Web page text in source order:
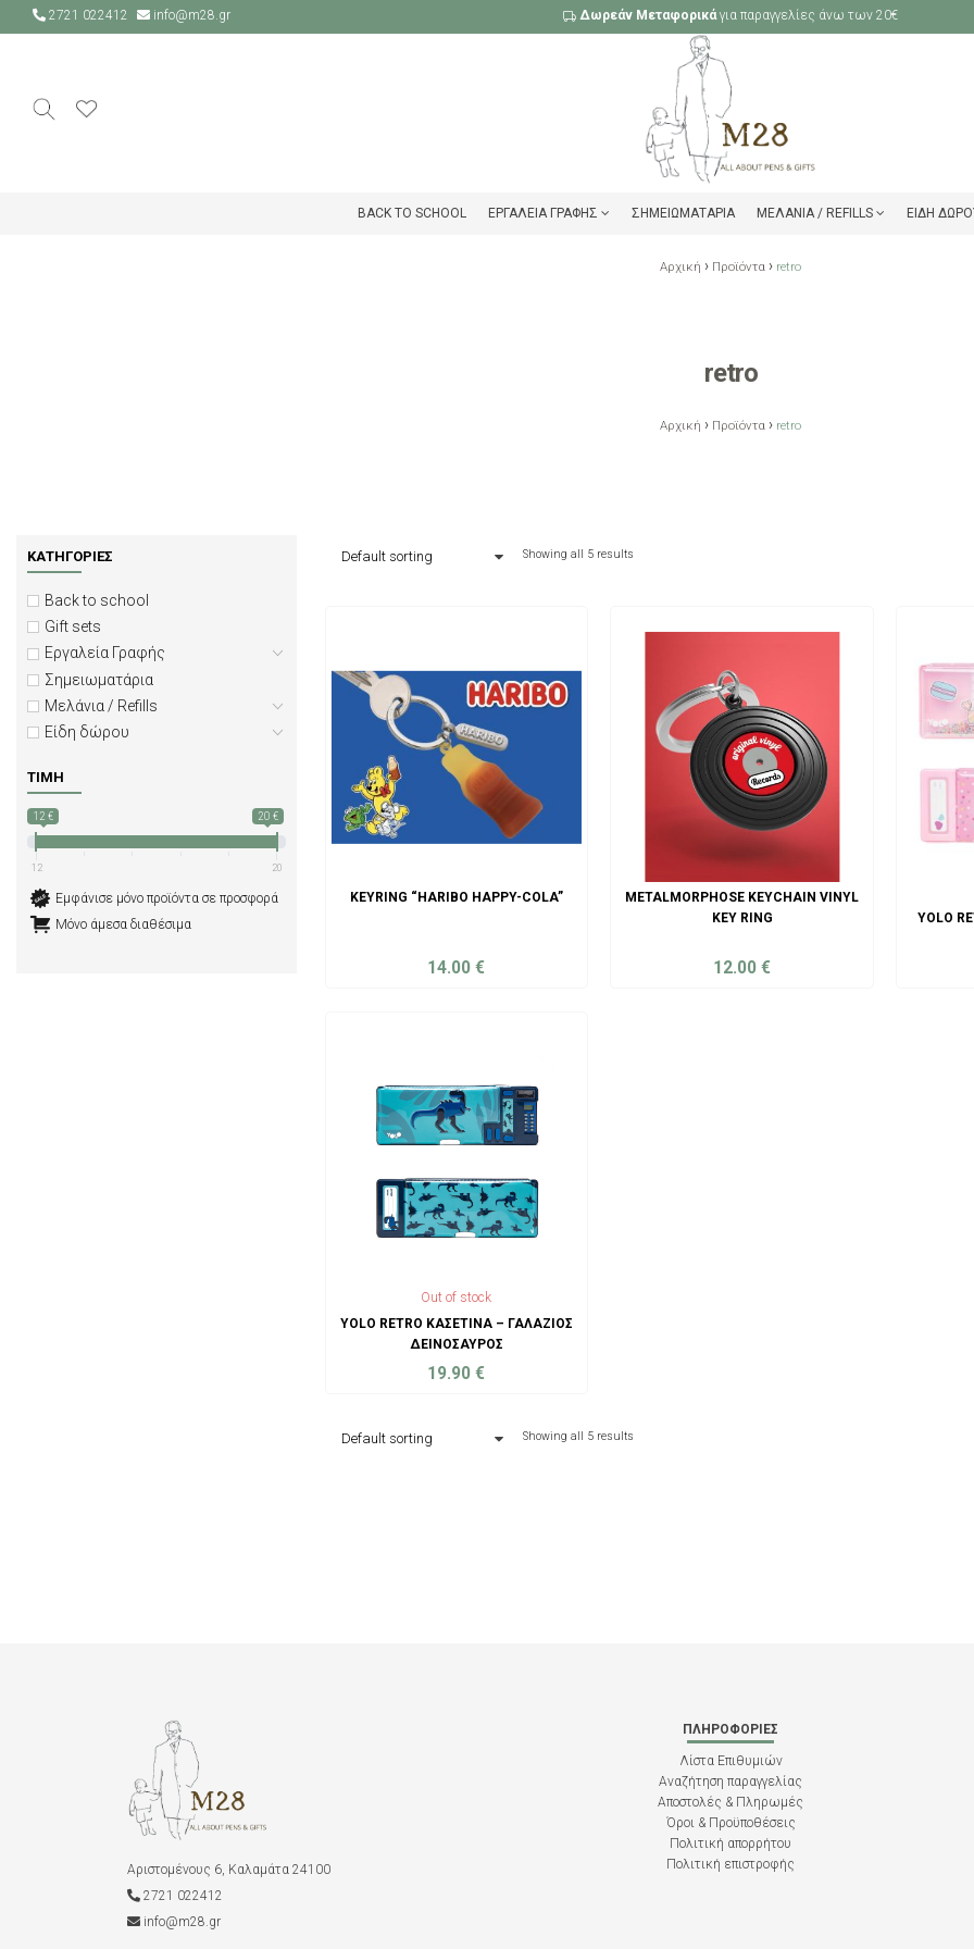
2721 022412 info@m28.gr Δωρεάν Μεταφορικάγια παραγγελίες άνω των 20€
BACK TO SCHOOL ΕΡΓΑΛΕΊΑ ΓΡΑΦΉΣ ΣΗΜΕΙΩΜΑΤΆΡΙΑ ΜΕΛΆΝΙΑ / REFILLS ΕΊΔΗ
Αρχική › Προϊόντα › retro
retro
Αρχική › Προϊόντα › retro
ΚΑΤΗΓΟΡΊΕΣ
Back to school
Gift sets
Εργαλεία Γραφής
Σημειωματάρια
Μελάνια / Refills
Είδη δώρου
ΤΙΜΉ
12 € 20 €
12 20
Εμφάνισε μόνο προϊόντα σε προσφορά
Μόνο άμεσα διαθέσιμα
Showing all 5 results
KEYRING “HARIBO HAPPY-COLA”
14.00€
METALMORPHOSE KEYCHAIN VINYL
KEY RING
12.00 €
YOLO
Out of stock
YOLO RETRO ΚΑΣΕΤΊΝΑ – ΓΑΛΆΖΙΟΣ
ΔΕΙΝΌΣΑΥΡΟΣ
19.90€
Showing all 5 results
Αριστομένους 6, Καλαμάτα 24100
2721 022412
info@m28.gr
ΠΛΗΡΟΦΟΡΊΕΣ
Λίστα Επιθυμιών
Αναζήτηση παραγγελίας
Αποστολές & Πληρωμές
Όροι & Προϋποθέσεις
Πολιτική απορρήτου
Πολιτική επιστροφής